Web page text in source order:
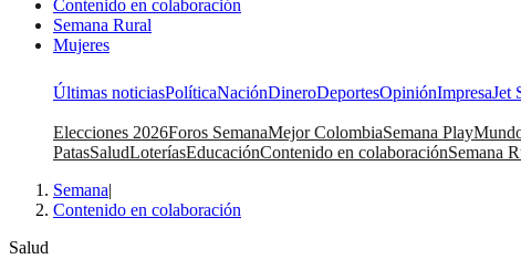
Contenido en colaboración
Semana Rural
Mujeres
Últimas noticiasPolíticaNaciónDineroDeportesOpiniónImpresaJet
Elecciones 2026Foros SemanaMejor ColombiaSemana Play
PatasSaludLoteríasEducaciónContenido en colaboraciónSemana
Semana|
Contenido en colaboración
Salud